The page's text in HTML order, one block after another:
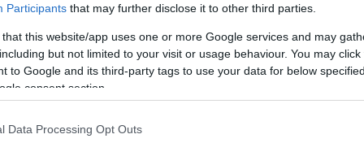
Participants that may further disclose it to other third parties.
that this website/app uses one or more Google services and may
but not limited to your visit or usage behaviour. You may
to Google and its third-party tags to use your data for below
consent section.
Data Processing Opt Outs
trackback címe: